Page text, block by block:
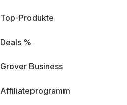
Top-Produkte
Deals %
Grover Business
Affiliateprogramm